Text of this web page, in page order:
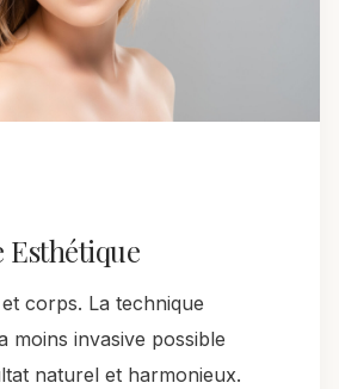
corps. La technique
moins invasive possible
naturel et harmonieux.